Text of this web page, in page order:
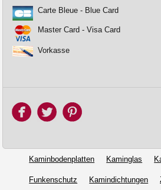
Carte Bleue - Blue Card
Master Card - Visa Card
Vorkasse
Kaminbodenplatten Kaminglas
Funkenschutz Kamindichtungen